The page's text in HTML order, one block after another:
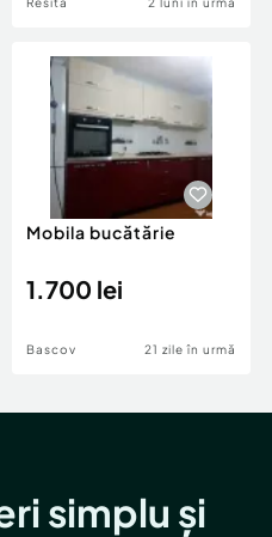
Mobila bucătărie
1.700 lei
Bascov 21 zile în urmă
simplu și